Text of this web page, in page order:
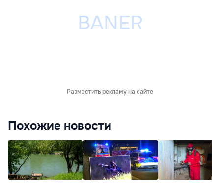
Разместить рекламу на сайте
Похожие новости